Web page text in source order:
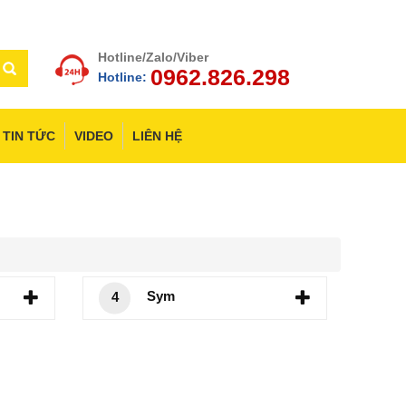
Hotline/Zalo/Viber
Hotline: 0962.826.298
TIN TỨC VIDEO LIÊN HỆ
4 Sym